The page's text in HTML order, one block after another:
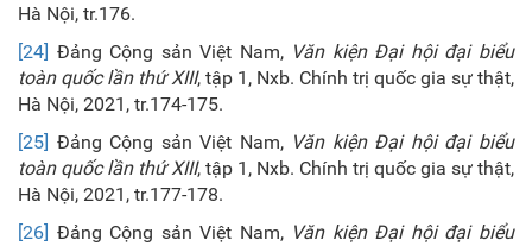
Hà Nội, tr.176.
[24] Đảng Cộng sản Việt Nam, Văn kiện Đại hội đại biểu
toàn quốc lần thứ XIII, tập 1, Nxb. Chính trị quốc gia sự thật,
Hà Nội, 2021, tr.174-175.
[25] Đảng Cộng sản Việt Nam, Văn kiện Đại hội đại biểu
toàn quốc lần thứ XIII, tập 1, Nxb. Chính trị quốc gia sự thật,
Hà Nội, 2021, tr.177-178.
[26] Đảng Cộng sản Việt Nam, Văn kiện Đại hội đại biểu